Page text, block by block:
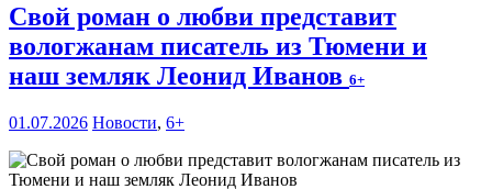
Свой роман о любви представит
вологжанам писатель из Тюмени и
наш земляк Леонид Иванов 6+
01.07.2026 Новости, 6+